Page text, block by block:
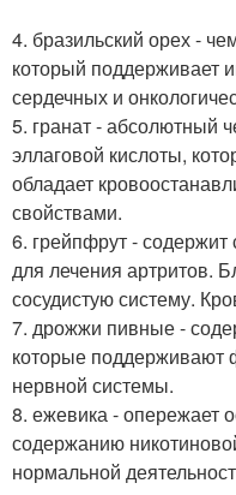
4. бразильский орех -
который поддерживает
сердечных и
5. гранат - абсолютный
эллаговой кислоты,
обладает
свойствами.
6. грейпфрут -
для лечения артритов.
сосудистую систему.
7. дрожжи пивные -
которые поддерживают
нервной системы.
8. ежевика - опережает
содержанию
нормальной